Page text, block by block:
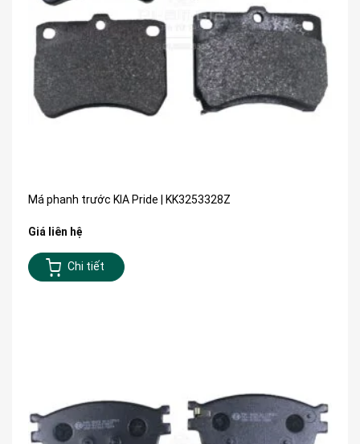
Má phanh trước KIA Pride | KK3253328Z
Giá liên hệ
Chi tiết